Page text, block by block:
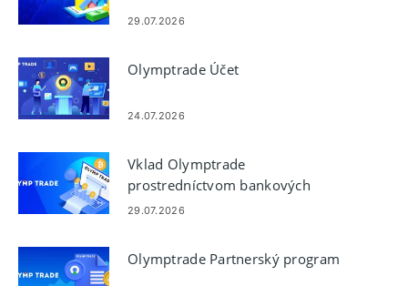
29.07.2026
Olymptrade Účet
24.07.2026
Vklad Olymptrade
prostredníctvom bankových
kariet: Visa, Mastercard, JCB,
29.07.2026
Olymptrade Partnerský program